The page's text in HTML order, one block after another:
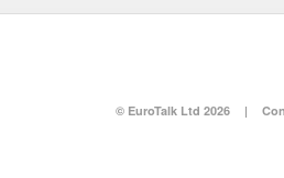
© EuroTalk Ltd 2026 |